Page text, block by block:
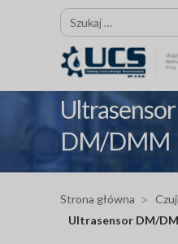
Szukaj:
Ultrasensor
DM/DMM
Strona główna
Ultrasensor DM/